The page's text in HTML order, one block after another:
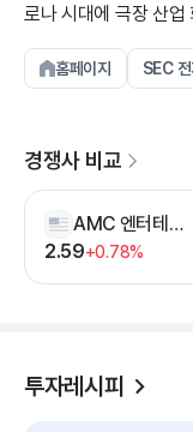
로나 시대에 극장 산업
홈페이지 SEC 전
경쟁사 비교
AMC 엔터테인먼트 홀딩스
2.59+0.78%
투자레시피